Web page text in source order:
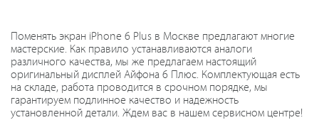
Поменять экран iPhone 6 Plus в Москве предлагают многие
мастерские. Как правило устанавливаются аналоги
различного качества, мы же предлагаем настоящий
оригинальный дисплей Айфона 6 Плюс. Комплектующая есть
на складе, работа проводится в срочном порядке, мы
гарантируем подлинное качество и надежность
установленной детали. Ждем вас в нашем сервисном центре!